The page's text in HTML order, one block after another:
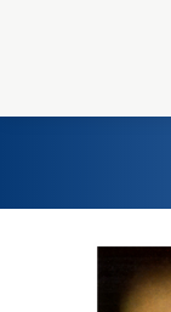
Einst und Heute